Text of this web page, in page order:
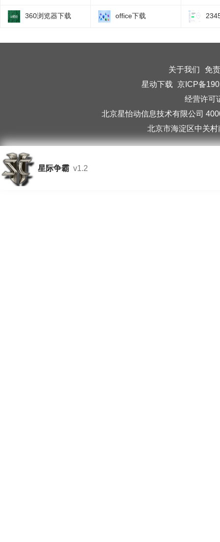
360浏览器下载 office下载
关于我们
免
星动下载 京ICP备
经营许可
北京星怡动信息技术有限公司
北京市海淀区中关
星际争霸 v1.2